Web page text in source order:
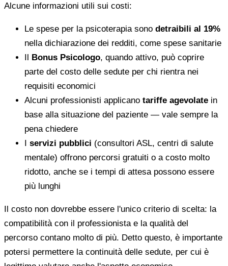
Alcune informazioni utili sui costi:
Le spese per la psicoterapia sono detraibili al 19%
nella dichiarazione dei redditi, come spese sanitarie
Il Bonus Psicologo, quando attivo, può coprire
parte del costo delle sedute per chi rientra nei
requisiti economici
Alcuni professionisti applicano tariffe agevolate in
base alla situazione del paziente — vale sempre la
pena chiedere
I servizi pubblici (consultori ASL, centri di salute
mentale) offrono percorsi gratuiti o a costo molto
ridotto, anche se i tempi di attesa possono essere
più lunghi
Il costo non dovrebbe essere l'unico criterio di scelta: la
compatibilità con il professionista e la qualità del
percorso contano molto di più. Detto questo, è importante
potersi permettere la continuità delle sedute, per cui è